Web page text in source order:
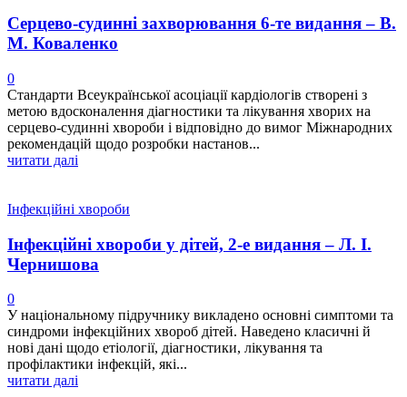
Серцево-судинні захворювання 6-те видання – В.
М. Коваленко
0
Стандарти Всеукраїнської асоціації кардіологів створені з
метою вдосконалення діагностики та лікування хворих на
серцево-судинні хвороби і відповідно до вимог Міжнародних
рекомендацій щодо розробки настанов...
читати далі
Інфекційні хвороби
Інфекційні хвороби у дітей, 2-е видання – Л. І.
Чернишова
0
У національному підручнику викладено основні симптоми та
синдроми інфекційних хвороб дітей. Наведено класичні й
нові дані щодо етіології, діагностики, лікування та
профілактики інфекцій, які...
читати далі